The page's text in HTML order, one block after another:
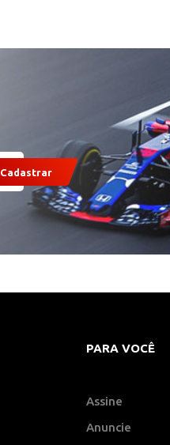
Cadastrar
PARA VOCÊ
Assine
Anuncie